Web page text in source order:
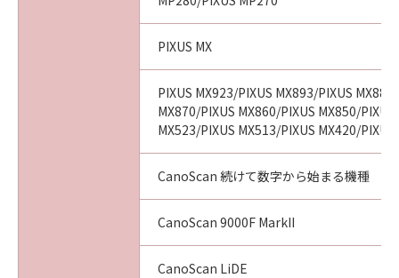
PIXUS MX
PIXUS MX923/PIXUS MX893/PIXUS
MX870/PIXUS MX860/PIXUS MX850/
MX523/PIXUS MX513/PIXUS MX420/
CanoScan 続けて数字から始まる機種
CanoScan 9000F MarkII
CanoScan LiDE